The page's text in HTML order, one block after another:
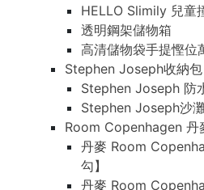
HELLO Slimily 兒童
透明鋼架儲物箱
高清儲物袋手提慳位
Stephen Joseph收納包
Stephen Joseph 防
Stephen Joseph沙
Room Copenhagen 丹
丹麥 Room
勾】
丹麥 Room